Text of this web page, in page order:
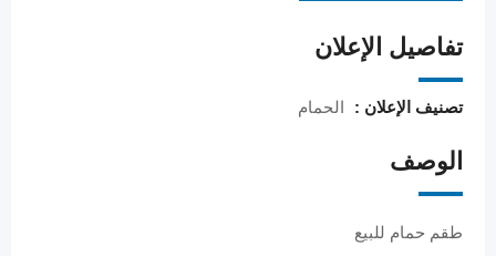
تفاصيل الإعلان
تصنيف الإعلان : الحمام
الوصف
طقم حمام للبيع